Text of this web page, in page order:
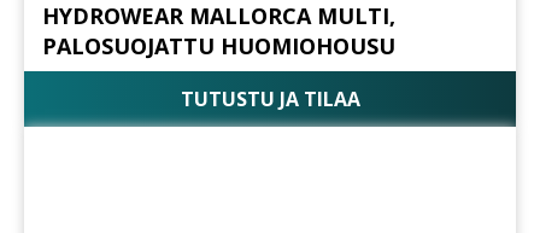
HYDROWEAR MALLORCA MULTI,
PALOSUOJATTU HUOMIOHOUSU
TUTUSTU JA TILAA